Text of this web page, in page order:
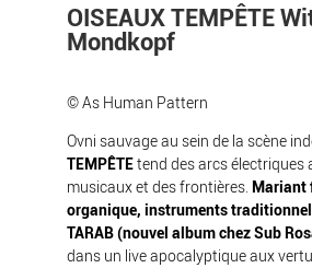
OISEAUX TEMPÊTE
Mondkopf
© As Human Pattern
Ovni sauvage au sein de la scène
TEMPÊTEtend des arcs électriques
musicaux et des frontières. Mariant
organique, instruments
TARAB (nouvel album chez Sub
dans un live apocalyptique aux